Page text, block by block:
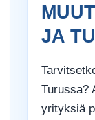
JA
Turussa?
yrityksiä